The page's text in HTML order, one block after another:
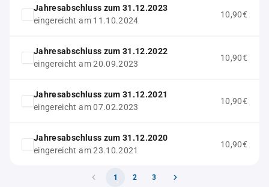
Jahresabschluss zum 31.12.2023
eingereicht am 11.10.2024
10,90€
Jahresabschluss zum 31.12.2022
eingereicht am 20.09.2023
10,90€
Jahresabschluss zum 31.12.2021
eingereicht am 07.02.2023
10,90€
Jahresabschluss zum 31.12.2020
eingereicht am 23.10.2021
10,90€
1 2 3